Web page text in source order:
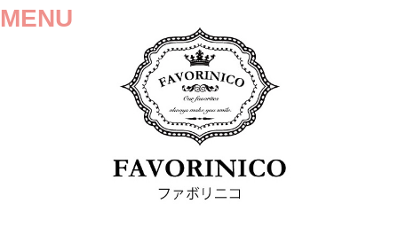
MENU